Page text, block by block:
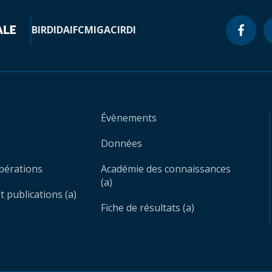
BIRDIDAIFCMIGACIRDI
publications (a)
Évènements
Données
Académie des connaissances
(a)
Fiche de résultats (a)